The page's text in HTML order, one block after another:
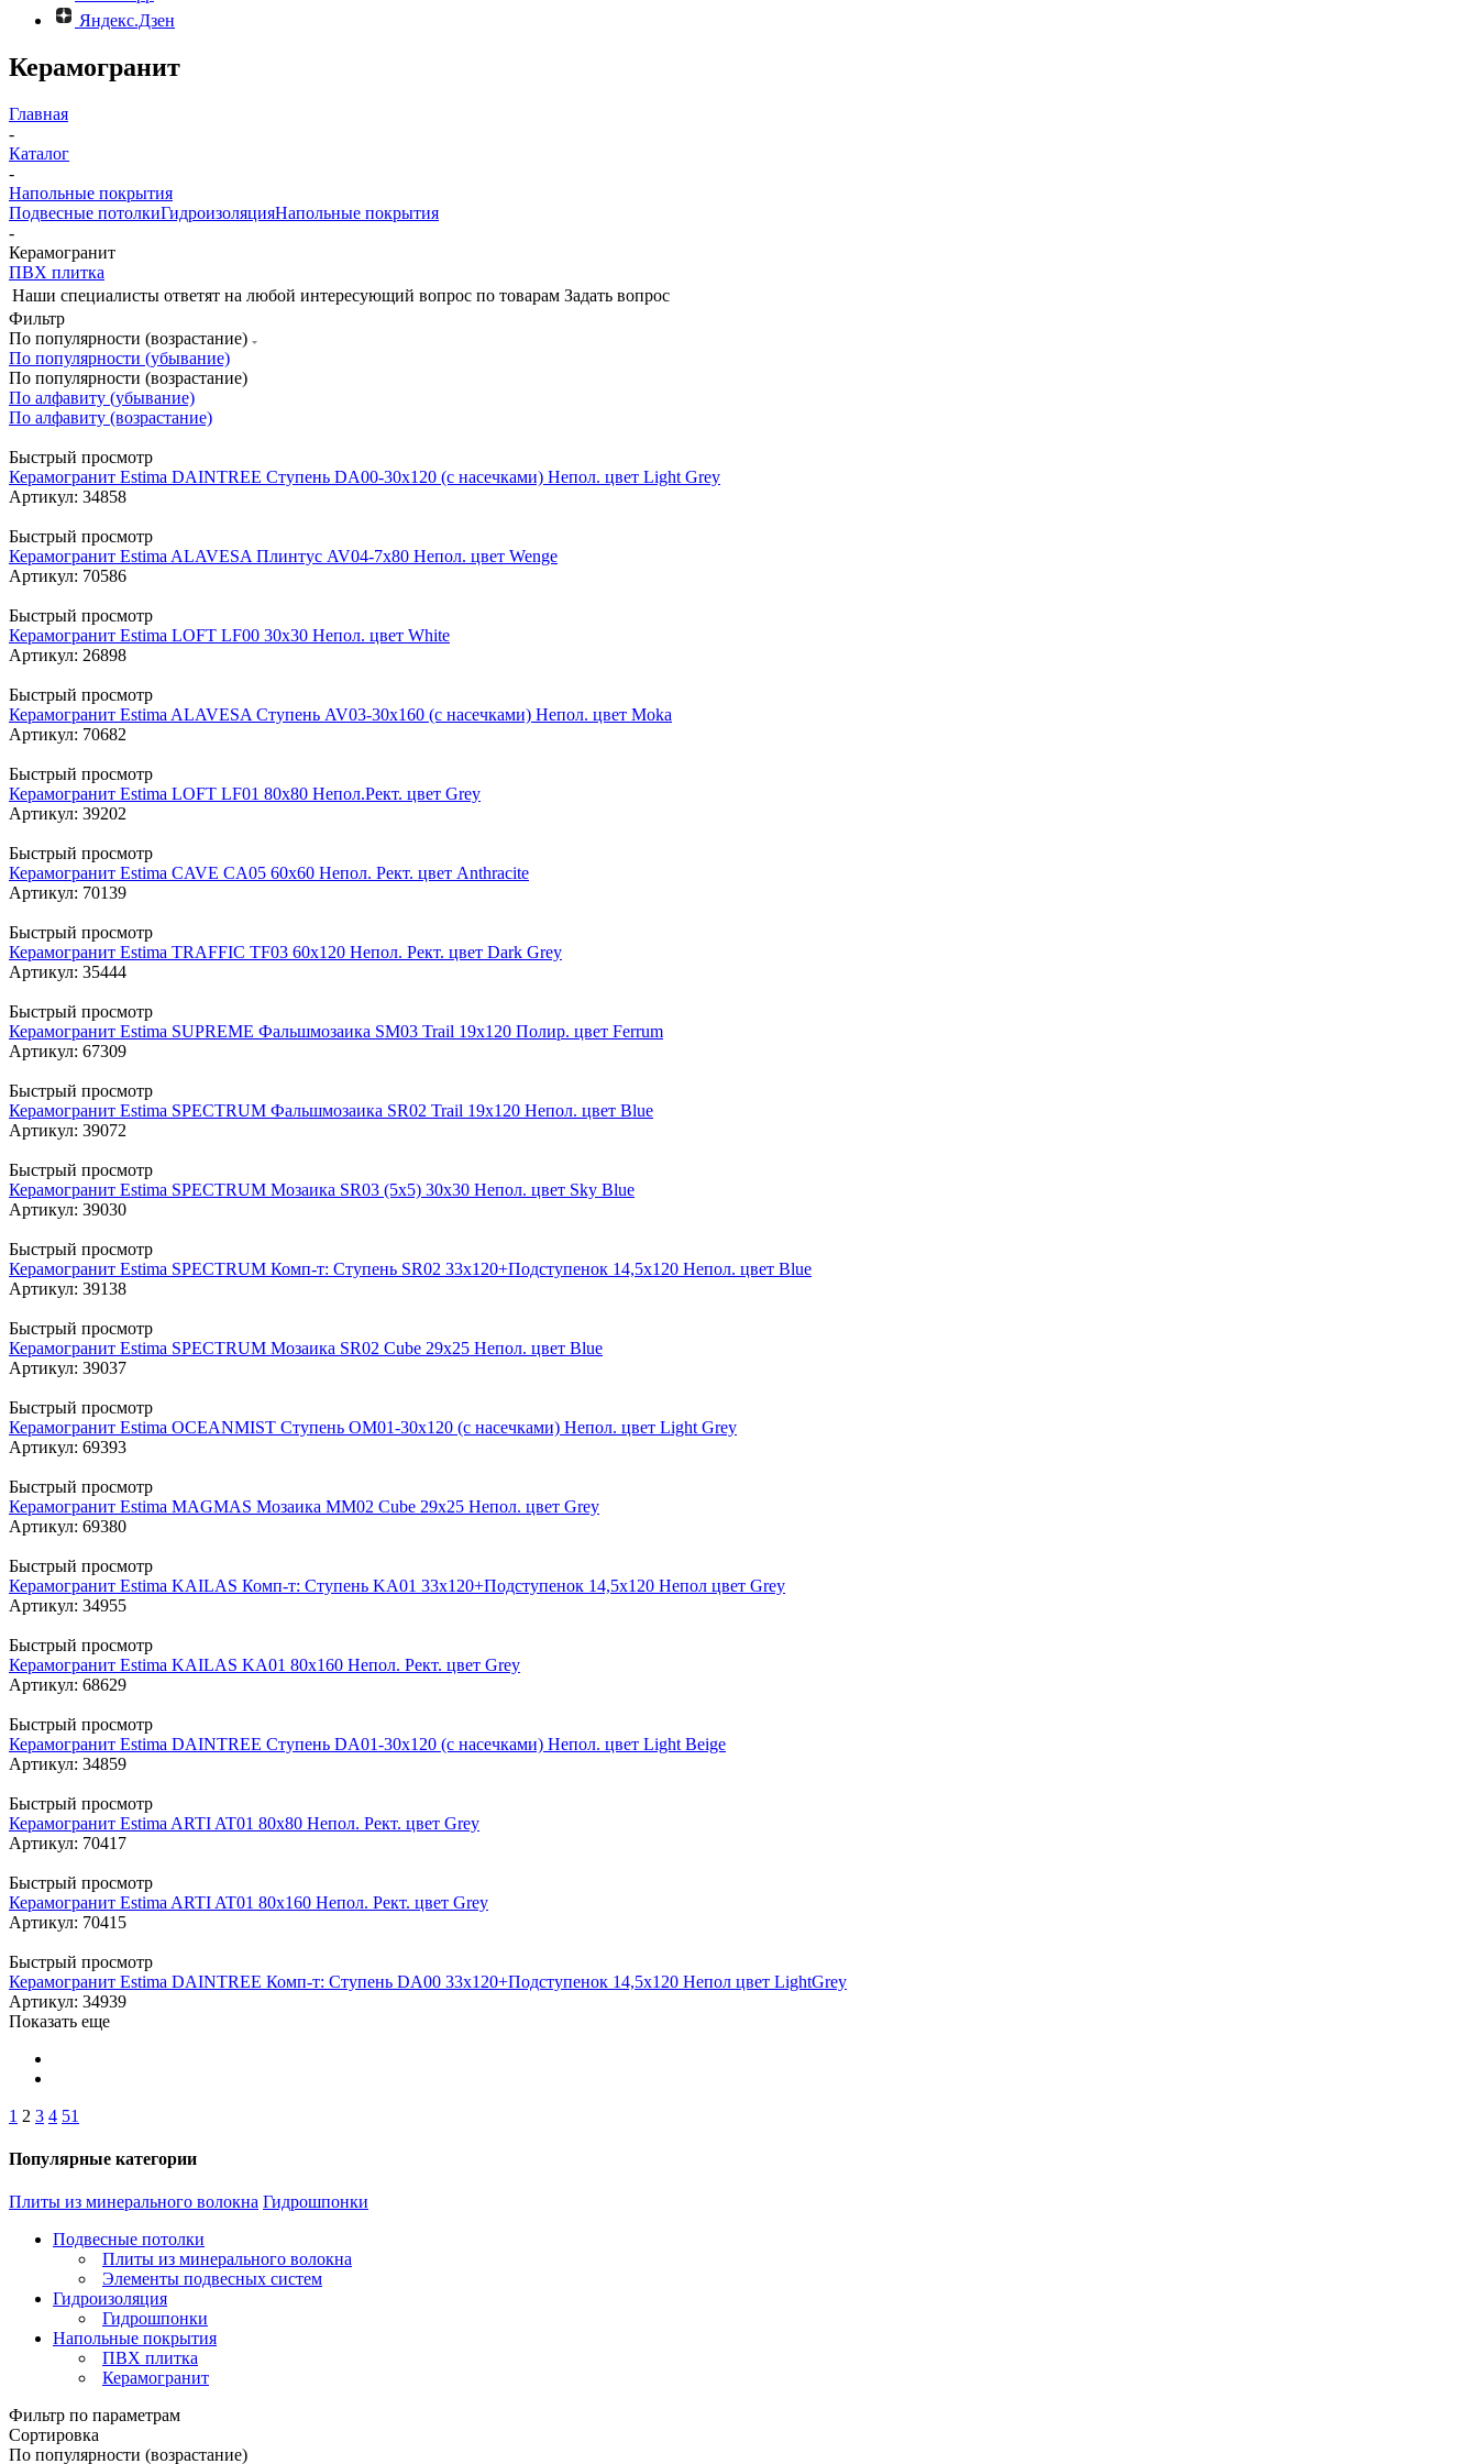
Яндекс.Дзен
Керамогранит
Главная
-
Каталог
-
Напольные покрытия
Подвесные потолкиГидроизоляцияНапольные покрытия
-
Керамогранит
ПВХ плитка
Наши специалисты ответят на любой интересующий вопрос по товарам Задать вопрос
Фильтр
По популярности (возрастание)
По популярности (убывание)
По популярности (возрастание)
По алфавиту (убывание)
По алфавиту (возрастание)
Быстрый просмотр
Керамогранит Estima DAINTREE Ступень DA00-30x120 (с насечками) Непол. цвет Light Grey
Артикул: 34858
Быстрый просмотр
Керамогранит Estima ALAVESA Плинтус AV04-7x80 Непол. цвет Wenge
Артикул: 70586
Быстрый просмотр
Керамогранит Estima LOFT LF00 30x30 Непол. цвет White
Артикул: 26898
Быстрый просмотр
Керамогранит Estima ALAVESA Ступень AV03-30x160 (с насечками) Непол. цвет Moka
Артикул: 70682
Быстрый просмотр
Керамогранит Estima LOFT LF01 80x80 Непол.Рект. цвет Grey
Артикул: 39202
Быстрый просмотр
Керамогранит Estima CAVE CA05 60x60 Непол. Рект. цвет Anthracite
Артикул: 70139
Быстрый просмотр
Керамогранит Estima TRAFFIC TF03 60x120 Непол. Рект. цвет Dark Grey
Артикул: 35444
Быстрый просмотр
Керамогранит Estima SUPREME Фальшмозаика SM03 Trail 19x120 Полир. цвет Ferrum
Артикул: 67309
Быстрый просмотр
Керамогранит Estima SPECTRUM Фальшмозаика SR02 Trail 19x120 Непол. цвет Blue
Артикул: 39072
Быстрый просмотр
Керамогранит Estima SPECTRUM Мозаика SR03 (5х5) 30x30 Непол. цвет Sky Blue
Артикул: 39030
Быстрый просмотр
Керамогранит Estima SPECTRUM Комп-т: Ступень SR02 33x120+Подступенок 14,5x120 Непол. цвет Blue
Артикул: 39138
Быстрый просмотр
Керамогранит Estima SPECTRUM Мозаика SR02 Cube 29x25 Непол. цвет Blue
Артикул: 39037
Быстрый просмотр
Керамогранит Estima OCEANMIST Ступень OM01-30x120 (с насечками) Непол. цвет Light Grey
Артикул: 69393
Быстрый просмотр
Керамогранит Estima MAGMAS Мозаика MM02 Cube 29x25 Непол. цвет Grey
Артикул: 69380
Быстрый просмотр
Керамогранит Estima KAILAS Комп-т: Ступень KA01 33x120+Подступенок 14,5x120 Непол цвет Grey
Артикул: 34955
Быстрый просмотр
Керамогранит Estima KAILAS KA01 80x160 Непол. Рект. цвет Grey
Артикул: 68629
Быстрый просмотр
Керамогранит Estima DAINTREE Ступень DA01-30x120 (с насечками) Непол. цвет Light Beige
Артикул: 34859
Быстрый просмотр
Керамогранит Estima ARTI AT01 80x80 Непол. Рект. цвет Grey
Артикул: 70417
Быстрый просмотр
Керамогранит Estima ARTI AT01 80x160 Непол. Рект. цвет Grey
Артикул: 70415
Быстрый просмотр
Керамогранит Estima DAINTREE Комп-т: Ступень DA00 33x120+Подступенок 14,5x120 Непол цвет LightGrey
Артикул: 34939
Показать еще
1 2 3 4 51
Популярные категории
Плиты из минерального волокна Гидрошпонки
Подвесные потолки
Плиты из минерального волокна
Элементы подвесных систем
Гидроизоляция
Гидрошпонки
Напольные покрытия
ПВХ плитка
Керамогранит
Фильтр по параметрам
Сортировка
По популярности (возрастание)